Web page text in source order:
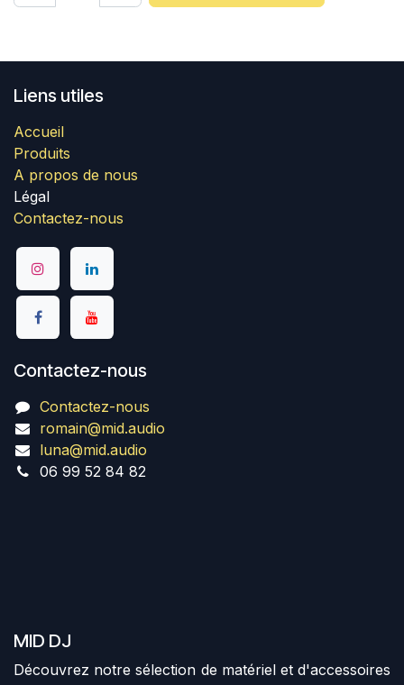
Liens utiles
Accueil
Produits
A propos de nous
Légal
Contactez-nous
Contactez-nous
Contactez-nous
romain@mid.audio
luna@mid.audio
06 99 52 84 82
MID DJ
Découvrez notre sélection de matériel et d'accessoires